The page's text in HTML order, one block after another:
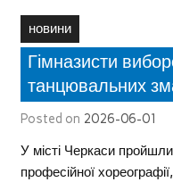
новини
Гімназисти
танцювальних
Posted on 2026-06-01
У місті Черкаси
професійної